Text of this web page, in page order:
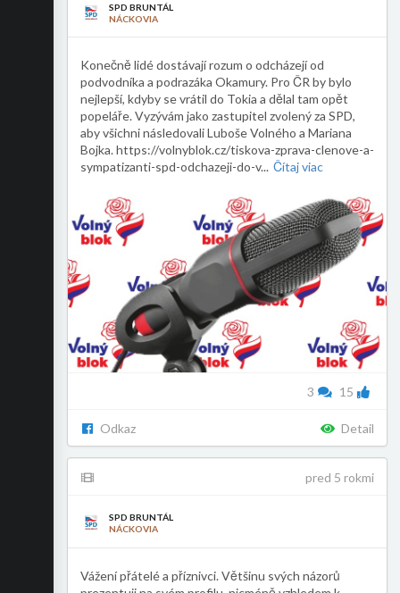
SPD BRUNTÁL
NÁCKOVIA
Konečně lidé dostávají rozum o odcházejí od
podvodníka a podrazáka Okamury. Pro ČR by bylo
nejlepší, kdyby se vrátil do Tokia a dělal tam opět
popeláře. Vyzývám jako zastupitel zvolený za SPD,
aby všichni následovali Luboše Volného a Mariana
Bojka. https://volnyblok.cz/tiskova-zprava-clenove-a-
sympatizanti-spd-odchazeji-do-v... Čítaj viac
15
3
Odkaz Detail
pred 5 rokmi
SPD BRUNTÁL
NÁCKOVIA
Vážení přátelé a příznivci. Většinu svých názorů